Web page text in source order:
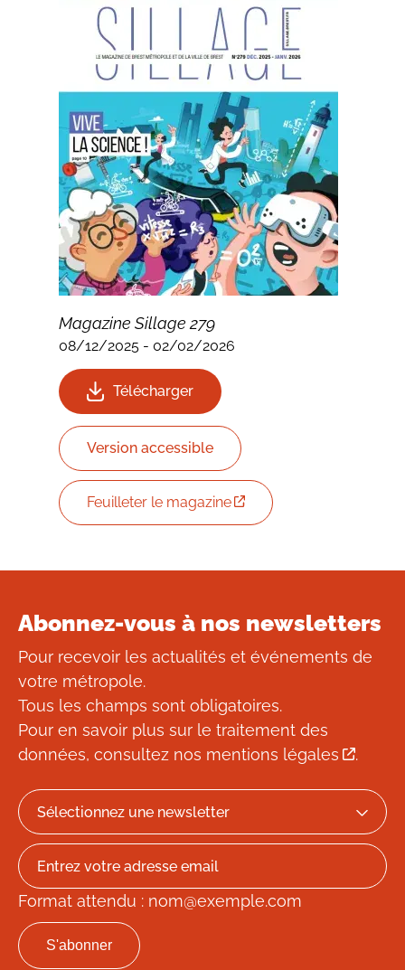
Magazine Sillage 279
08/12/2025- 02/02/2026
Télécharger
Version accessible
Feuilleter le magazine
Abonnez-vous à nos newsletters
Pour recevoir les actualités et événements de
votre métropole.
Tous les champs sont obligatoires.
Pour en savoir plus sur le traitement des
données, consultez nos mentions légales .
Format attendu : nom@exemple.com